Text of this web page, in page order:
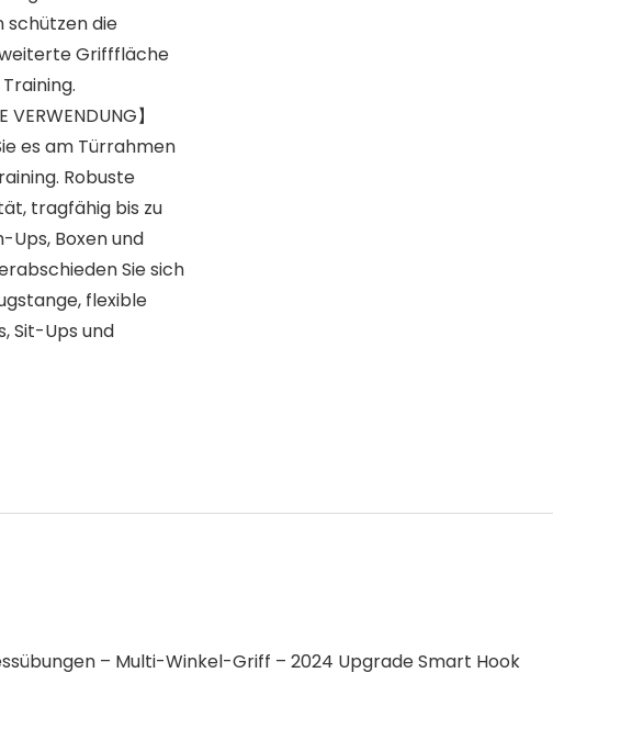
schützen die
Grifffläche
VERWENDUNG】
es am Türrahmen
Robuste
tragfähig bis zu
Ups, Boxen und
Sie sich
flexible
Sit-Ups und
– Multi-Winkel-Griff – 2024 Upgrade Smart Hook